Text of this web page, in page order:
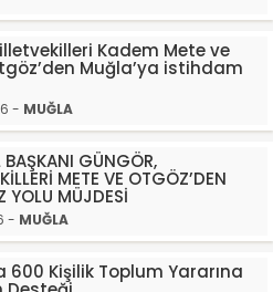
Kadem Mete ve
Muğla’ya istihdam
- MUĞLA
BAŞKANI GÜNGÖR,
METE VE OTGÖZ’DEN
YOLU MÜJDESİ
- MUĞLA
600 Kişilik Toplum Yararına